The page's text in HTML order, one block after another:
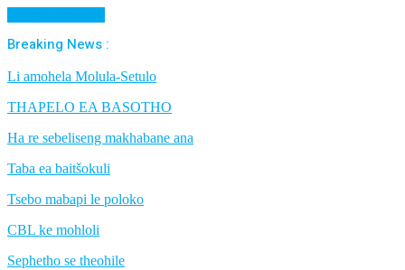
Breaking News :
Li amohela Molula-Setulo
THAPELO EA BASOTHO
Ha re sebeliseng makhabane ana
Taba ea baitšokuli
Tsebo mabapi le poloko
CBL ke mohloli
Sephetho se theohile